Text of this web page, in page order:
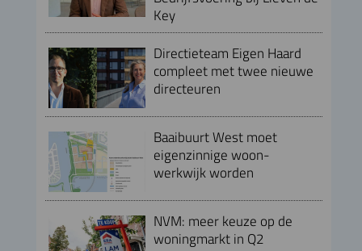
Key
Directieteam Eigen Haard
compleet met twee nieuwe
directeuren
Baaibuurt West moet
eigenzinnige woon-
werkwijk worden
NVM: meer keuze op de
woningmarkt in Q2